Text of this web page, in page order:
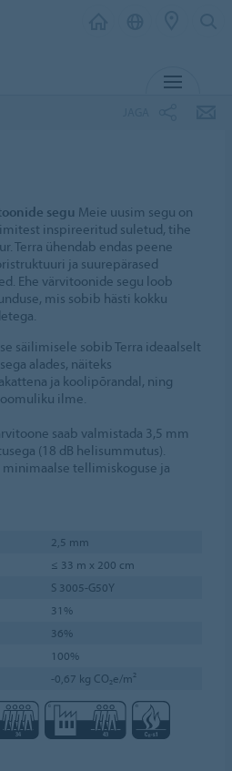
segu Meie uusim segu on
inspireeritud suletud, tihe
Terra ühendab endas peene
ja suurepärased
Ehe värvitoonide segu loob
mis sobib hästi kokku
säilimisele sobib Terra ideaalselt
alades, näiteks
ja koolipõrandal, ning
ilme.
saab valmistada 3,5 mm
(18 dB helisummutus).
tellimiskoguse ja
2,5 mm
≤ 33 m x 200 cm
S 3005-G50Y
31%
36%
100%
-0,67 kg CO₂e/m²